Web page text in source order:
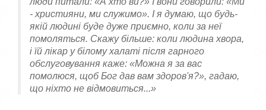
- християни, ми служимо». І я думаю, що будь-
якій людині буде дуже приємно, коли за неї
помоляться. Скажу більше: коли людина хвора,
і їй лікар у білому халаті після гарного
обслуговування каже: «Можна я за вас
помолюся, щоб Бог дав вам здоров'я?», гадаю,
що ніхто не відмовиться...»